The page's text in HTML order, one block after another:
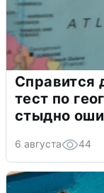
Справится
тест по
стыдно
6 августа 44